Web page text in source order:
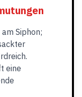
Siphon;
eine